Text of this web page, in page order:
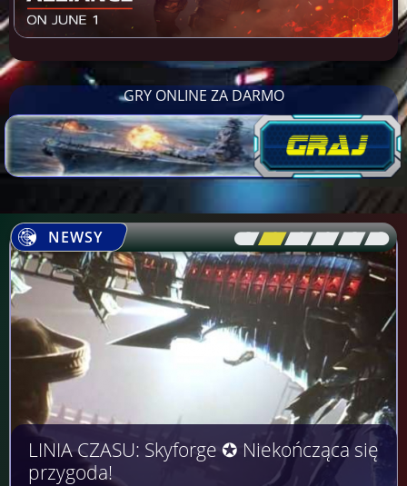
GRY ONLINE ZA DARMO
NEWSY [\ \\ \\ \\ \\ \]
LINIA CZASU: Skyforge ✪ Niekończąca się
przygoda!